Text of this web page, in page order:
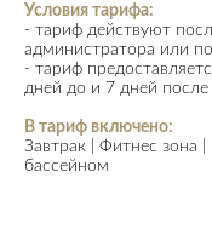
Условия тарифа:
- тариф действуют
администратора или
- тариф
дней до и 7 дней после
В тариф включено:
Завтрак | Фитнес зона
бассейном